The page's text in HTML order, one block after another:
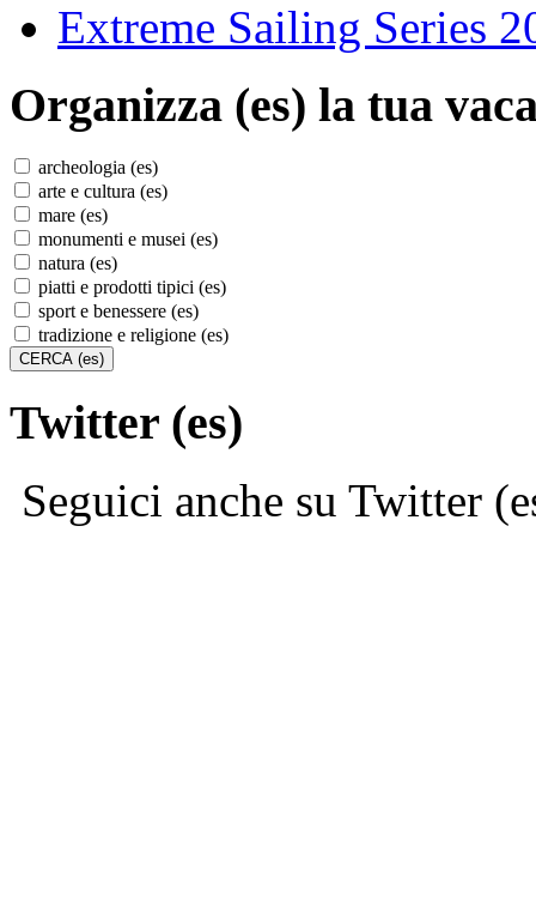
Extreme Sailing Series
Organizza (es) la tua
archeologia (es)
arte e cultura (es)
mare (es)
monumenti e musei (es)
natura (es)
piatti e prodotti tipici (es)
sport e benessere (es)
tradizione e religione (es)
Twitter (es)
Seguici anche su Twitter